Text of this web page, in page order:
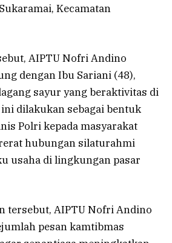
Kecamatan
AIPTU Nofri Andino
dengan Ibu Sariani (48),
sayur yang beraktivitas di
dilakukan sebagai bentuk
Polri kepada masyarakat
hubungan silaturahmi
usaha di lingkungan pasar
tersebut, AIPTU Nofri Andino
pesan kamtibmas